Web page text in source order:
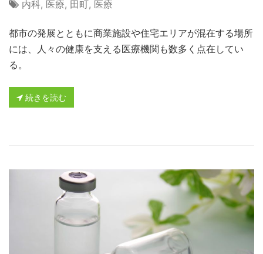
内科, 医療, 田町, 医療
都市の発展とともに商業施設や住宅エリアが混在する場所
には、人々の健康を支える医療機関も数多く点在してい
る。
続きを読む